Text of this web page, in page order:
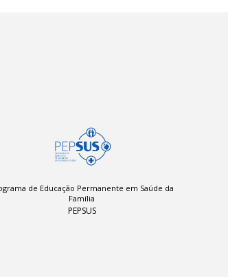
de Educação Permanente em Saúde da
Família
PEPSUS